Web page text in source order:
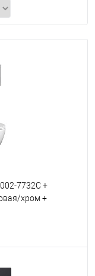
7732C +
хром +